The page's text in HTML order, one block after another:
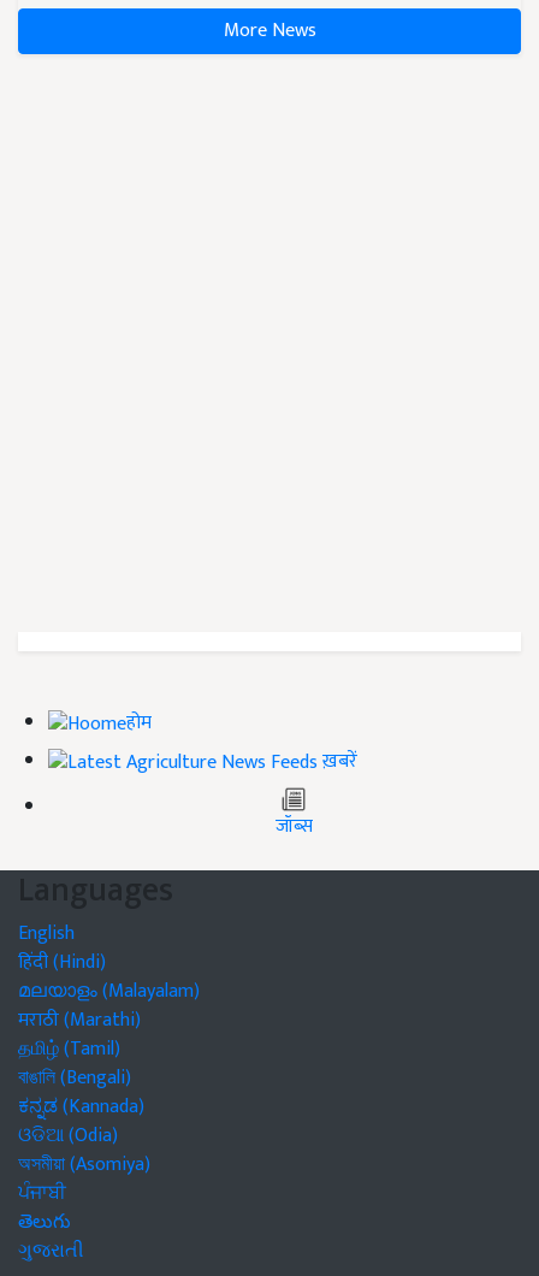
More News
होम
ख़बरें
जॉब्स
Languages
English
हिंदी (Hindi)
മലയാളം (Malayalam)
मराठी (Marathi)
தமிழ் (Tamil)
বাঙালি (Bengali)
ಕನ್ನಡ (Kannada)
ଓଡିଆ (Odia)
অসমীয়া (Asomiya)
ਪੰਜਾਬੀ
తెలుగు
ગુજરાતી